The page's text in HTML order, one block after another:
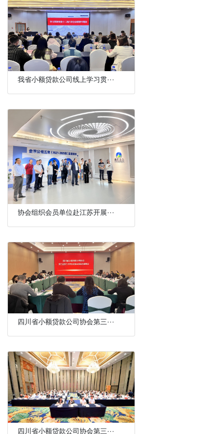
我省小额贷款公司线上学习贯···
协会组织会员单位赴江苏开展···
四川省小额贷款公司协会第三···
四川省小额贷款公司协会第三···